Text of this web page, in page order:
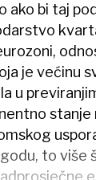
ako bi taj
je većinu
u
stanje
to više